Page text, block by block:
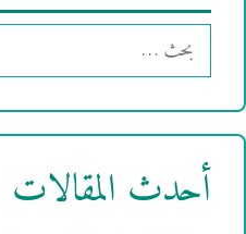
البحث
عن:
أحدث المقالات